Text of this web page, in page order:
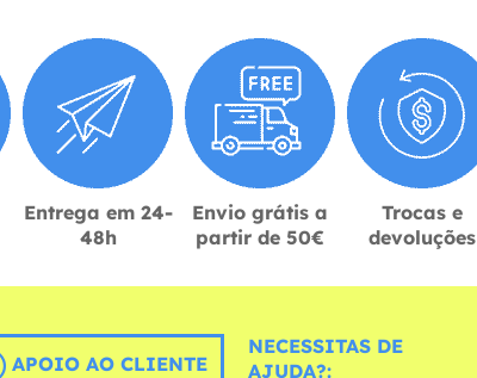
Entrega em 24-
48h
Envio grátis a
partir de 50€
Trocas e
devoluções
APOIO AO CLIENTE
NECESSITAS DE
AJUDA?: